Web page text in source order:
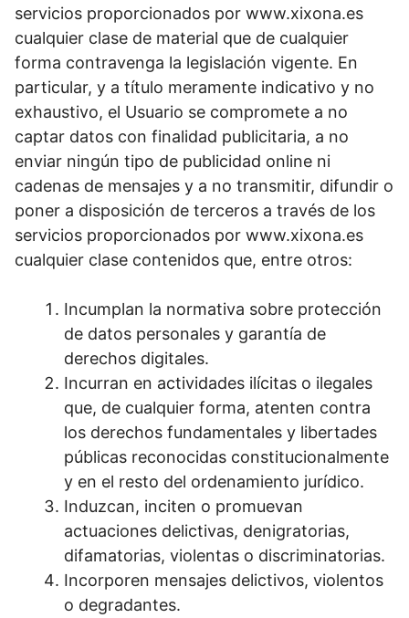
servicios proporcionados por www.xixona.es
cualquier clase de material que de cualquier
forma contravenga la legislación vigente. En
particular, y a título meramente indicativo y no
exhaustivo, el Usuario se compromete a no
captar datos con finalidad publicitaria, a no
enviar ningún tipo de publicidad online ni
cadenas de mensajes y a no transmitir, difundir o
poner a disposición de terceros a través de los
servicios proporcionados por www.xixona.es
cualquier clase contenidos que, entre otros:
Incumplan la normativa sobre protección
de datos personales y garantía de
derechos digitales.
Incurran en actividades ilícitas o ilegales
que, de cualquier forma, atenten contra
los derechos fundamentales y libertades
públicas reconocidas constitucionalmente
y en el resto del ordenamiento jurídico.
Induzcan, inciten o promuevan
actuaciones delictivas, denigratorias,
difamatorias, violentas o discriminatorias.
Incorporen mensajes delictivos, violentos
o degradantes.